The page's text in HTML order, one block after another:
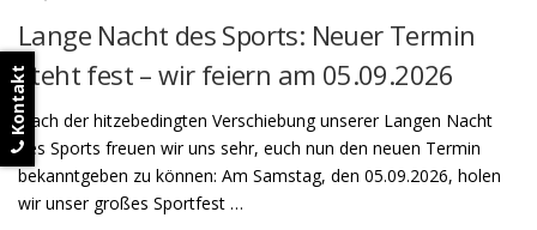
Lange Nacht des Sports: Neuer Termin
steht fest – wir feiern am 05.09.2026
Nach der hitzebedingten Verschiebung unserer Langen Nacht
des Sports freuen wir uns sehr, euch nun den neuen Termin
bekanntgeben zu können: Am Samstag, den 05.09.2026, holen
wir unser großes Sportfest …
Kontakt